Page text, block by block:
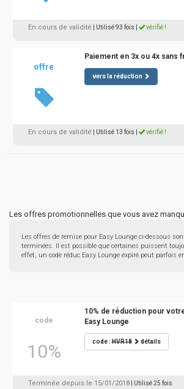
En cours de validité | Utilisé 93 fois vérifié !
offre
Paiement en 3x ou 4x sans
vers la réduction
En cours de validité | Utilisé 13 fois vérifié !
Les offres promotionnelles que vous avez
Les offres de remise pour Easy Lounge ci-dessous
terminées. Il est possible que certaines puissent
effet, un code réduc Easy Lounge expiré peut parfois
code
10%
10% de réduction pour
Easy Lounge
code :HVR18 détails
Terminée depuis le 15/01/2018 | Utilisé 25 fois